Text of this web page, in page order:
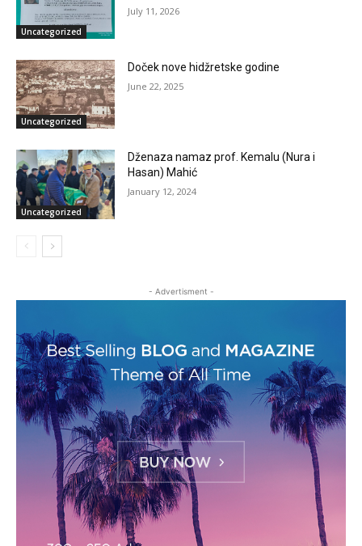
Uncategorized
July 11, 2026
Uncategorized
Doček nove hidžretske godine
June 22, 2025
Uncategorized
Dženaza namaz prof. Kemalu (Nura i
Hasan) Mahić
January 12, 2024
- Advertisment -